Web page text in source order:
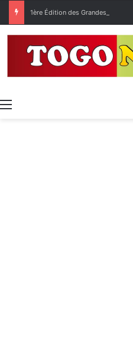
Menu